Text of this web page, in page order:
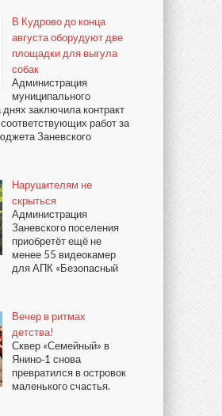
В Кудрово до конца
августа оборудуют две
площадки для выгула
собак
Администрация
муниципального
днях заключила контракт
работ за
Заневского
Нарушителям не
скрыться
Администрация
Заневского поселения
приобретёт ещё не
менее 55 видеокамер
для АПК «Безопасный
Вечер в ритмах
детства!
Сквер «Семейный» в
Янино‑1 снова
превратился в островок
маленького счастья.